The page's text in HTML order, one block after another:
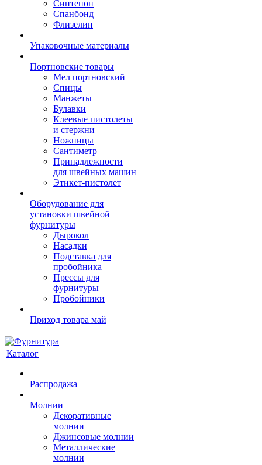
Синтепон
Спанбонд
Флизелин
Упаковочные материалы
Портновские товары
Мел портновский
Спицы
Манжеты
Булавки
Клеевые пистолеты
и стержни
Ножницы
Сантиметр
Принадлежности
для швейных машин
Этикет-пистолет
Оборудование для
установки швейной
фурнитуры
Дырокол
Насадки
Подставка для
пробойника
Прессы для
фурнитуры
Пробойники
Приход товара май
Каталог
Распродажа
Молнии
Декоративные
молнии
Джинсовые молнии
Металлические
молнии